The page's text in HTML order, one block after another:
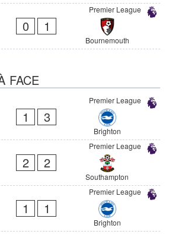
Premier League
0 1
Bournemouth
FACE
Premier League
1 3
Brighton
Premier League
2 2
Southampton
Premier League
1 1
Brighton